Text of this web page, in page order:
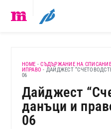
HOME -СЪДЪРЖАНИЕ НА
ИПРАВО - ДАЙДЖЕСТ
06
Дайджест
данъци и
06